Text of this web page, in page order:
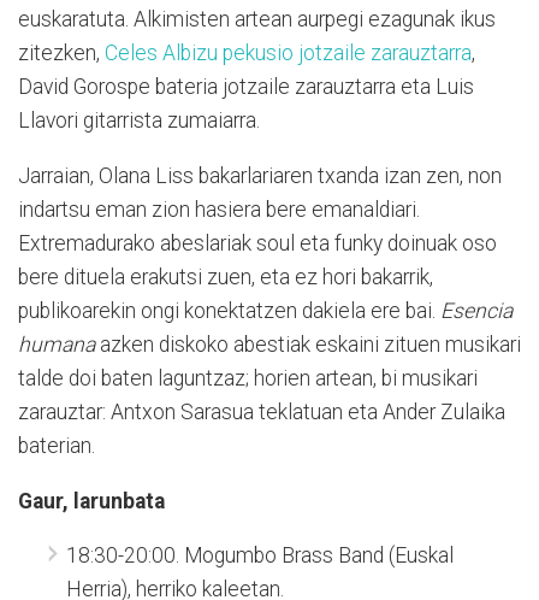
euskaratuta. Alkimisten artean aurpegi ezagunak ikus
zitezken, Celes Albizu pekusio jotzaile zarauztarra,
David Gorospe bateria jotzaile zarauztarra eta Luis
Llavori gitarrista zumaiarra.
Jarraian, Olana Liss bakarlariaren txanda izan zen, non
indartsu eman zion hasiera bere emanaldiari.
Extremadurako abeslariak soul eta funky doinuak oso
bere dituela erakutsi zuen, eta ez hori bakarrik,
publikoarekin ongi konektatzen dakiela ere bai. Esencia
humanaazken diskoko abestiak eskaini zituen musikari
talde doi baten laguntzaz; horien artean, bi musikari
zarauztar: Antxon Sarasua teklatuan eta Ander Zulaika
baterian.
Gaur, larunbata
18:30-20:00. Mogumbo Brass Band (Euskal
Herria), herriko kaleetan.